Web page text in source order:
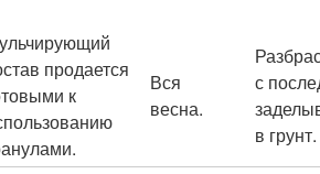
продается
к
Вся
весна.
с
в грунт.